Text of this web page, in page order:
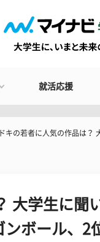
就活応援
キの若者に人気の作品は？
大学生に聞
ンボール、2